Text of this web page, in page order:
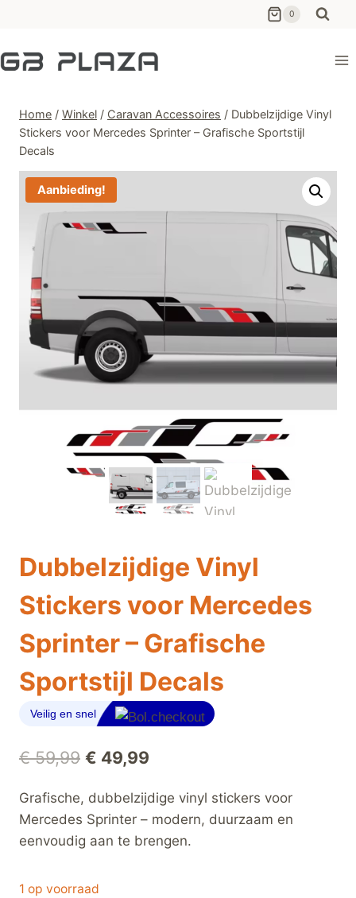
de
inhoud
0
Home / Winkel / Caravan Accessoires / Dubbelzijdige Vinyl
Stickers voor Mercedes Sprinter – Grafische Sportstijl
Decals
Aanbieding!
Dubbelzijdige Vinyl
Stickers voor Mercedes
Sprinter – Grafische
Sportstijl Decals
€59,99 Oorspronkelijke
was:
€ 59,99.
€ 49,99
is:
€ 49,99.
Grafische, dubbelzijdige vinyl stickers voor
Mercedes Sprinter – modern, duurzaam en
eenvoudig aan te brengen.
1 op voorraad